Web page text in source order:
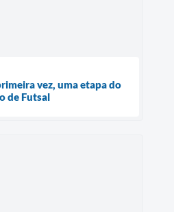
vez, uma etapa do
de Futsal